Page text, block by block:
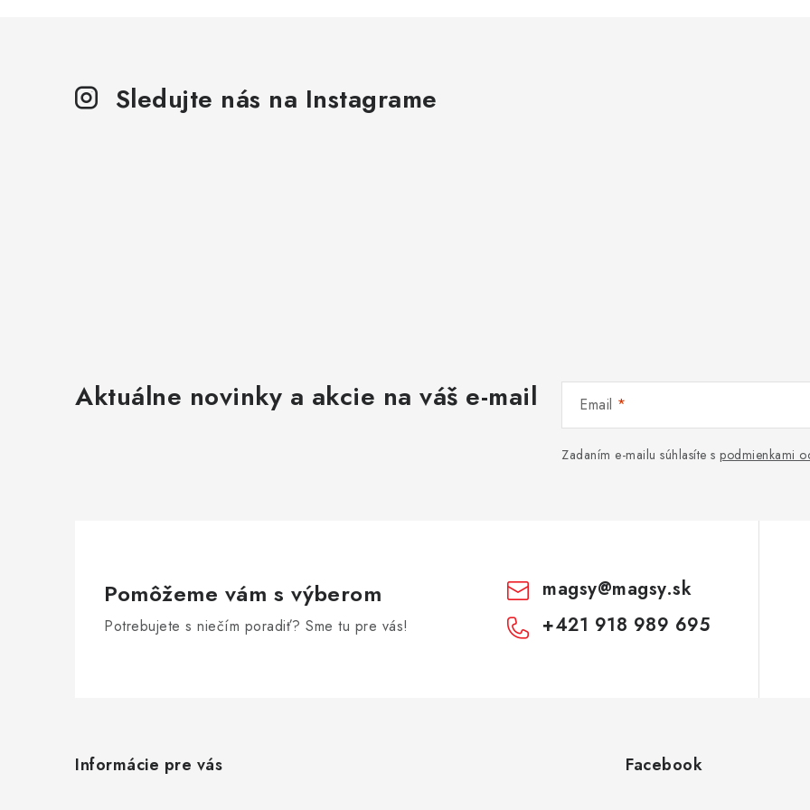
Sledujte nás na Instagrame
Aktuálne novinky a akcie na váš e-mail Email
Zadaním e-mailu súhlasíte s podmienkami
Pomôžeme vám s výberom
Potrebujete s niečím poradiť? Sme tu pre vás!
magsy@magsy.sk
+421 918 989 695
Informácie pre vás Facebook